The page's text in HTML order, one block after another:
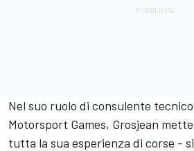
Nel suo ruolo di consulente
Motorsport Games, Grosjean
tutta la sua esperienza di corse -